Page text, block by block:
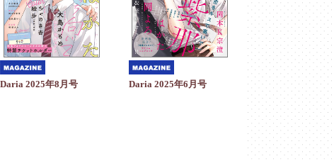
Daria 2025年8月号 Daria 2025年6月号